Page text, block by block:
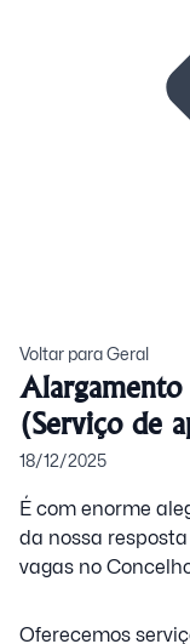
Voltar para Geral
Alargamento
(Serviço de
18/12/2025
É com enorme
da nossa
vagas no
Oferecemos